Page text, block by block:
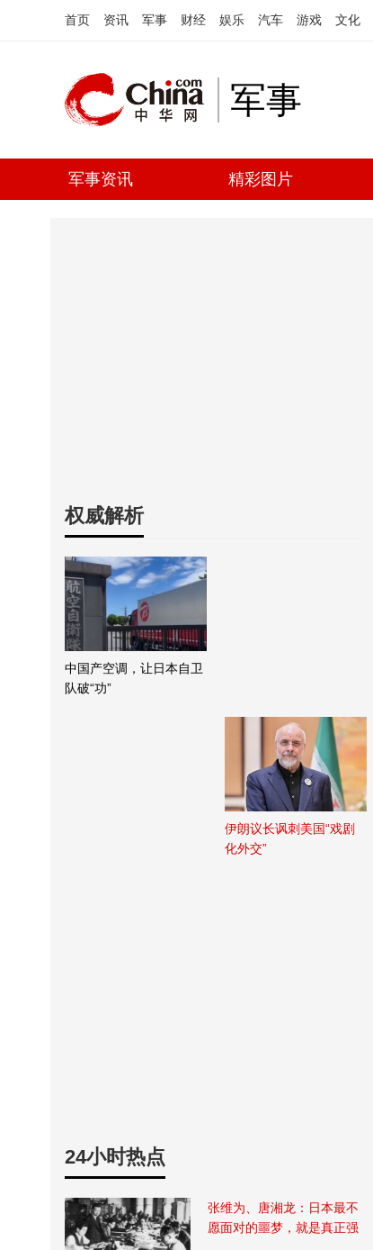
首页 资讯 军事 财经 娱乐 汽车 游戏 文化
军事
军事资讯 精彩图片
权威解析
中国产空调，让日本自卫
队破“功”
伊朗议长讽刺美国“戏剧
化外交”
24小时热点
张维为、唐湘龙：日本最不
愿面对的噩梦，就是真正强